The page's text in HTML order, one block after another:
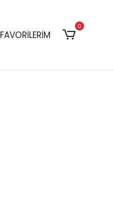
FAVORİLERİM
0